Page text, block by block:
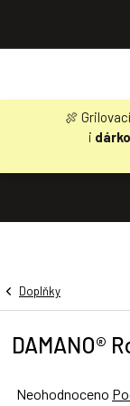
obsah
🍖
i
Doplňky
DAMANO®
Průměrné
Neohodnoceno